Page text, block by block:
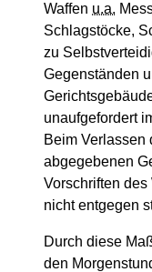
Waffen u.a.
Schlagstöcke,
zu
Gegenständen
unaufgefordert
Beim Verlassen
abgegebenen
Vorschriften
nicht entgegen
Durch diese
den